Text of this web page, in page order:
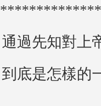
通過先知對上
到底是怎樣的